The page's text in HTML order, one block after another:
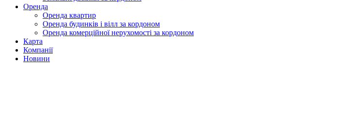
Оренда
Оренда квартир
Оренда будинків і вілл за кордоном
Оренда комерційної нерухомості за кордоном
Карта
Компанії
Новини